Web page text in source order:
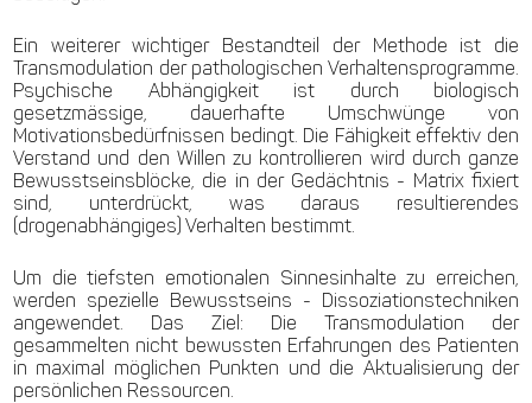
Ein weiterer wichtiger Bestandteil der Methode ist die
Transmodulation der pathologischen Verhaltensprogramme.
Psychische Abhängigkeit ist durch biologisch
gesetzmässige, dauerhafte Umschwünge von
Motivationsbedürfnissen bedingt. Die Fähigkeit effektiv den
Verstand und den Willen zu kontrollieren wird durch ganze
Bewusstseinsblöcke, die in der Gedächtnis - Matrix fixiert
sind, unterdrückt, was daraus resultierendes
(drogenabhängiges) Verhalten bestimmt.
Um die tiefsten emotionalen Sinnesinhalte zu erreichen,
werden spezielle Bewusstseins - Dissoziationstechniken
angewendet. Das Ziel: Die Transmodulation der
gesammelten nicht bewussten Erfahrungen des Patienten
in maximal möglichen Punkten und die Aktualisierung der
persönlichen Ressourcen.